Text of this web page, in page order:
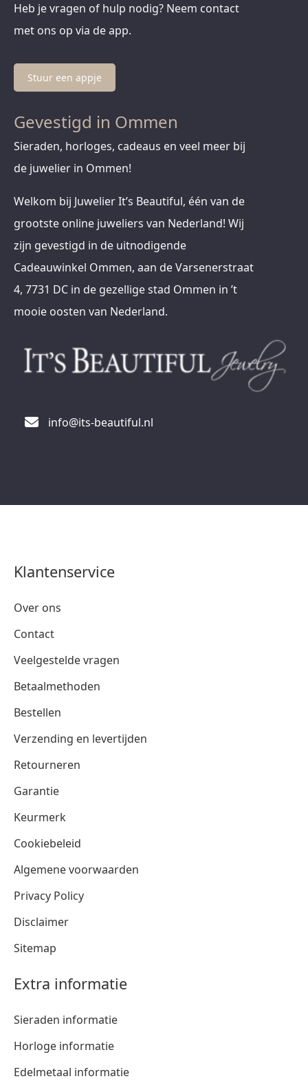
Heb je vragen of hulp nodig? Neem contact
met ons op via de app.
Stuur een appje
Gevestigd in Ommen
Sieraden, horloges, cadeaus en veel meer bij
de juwelier in Ommen!
Welkom bij Juwelier It’s Beautiful, één van de
grootste online juweliers van Nederland! Wij
zijn gevestigd in de uitnodigende
Cadeauwinkel Ommen, aan de Varsenerstraat
4, 7731 DC in de gezellige stad Ommen in ’t
mooie oosten van Nederland.
info@its-beautiful.nl
Klantenservice
Over ons
Contact
Veelgestelde vragen
Betaalmethoden
Bestellen
Verzending en levertijden
Retourneren
Garantie
Keurmerk
Cookiebeleid
Algemene voorwaarden
Privacy Policy
Disclaimer
Sitemap
Extra informatie
Sieraden informatie
Horloge informatie
Edelmetaal informatie